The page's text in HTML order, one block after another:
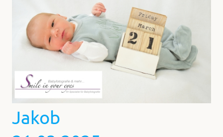
Jakob